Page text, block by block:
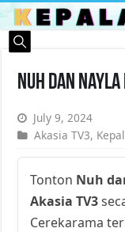
Nuh dan
July 9, 2024
Akasia TV3,
Tonton Nuh
Akasia TV3
Cerekarama